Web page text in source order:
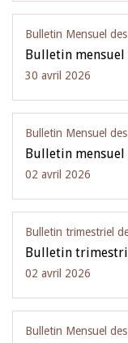
Bulletin Mensuel
Bulletin mensuel
30 avril 2026
Bulletin Mensuel
Bulletin mensuel
02 avril 2026
Bulletin trimestriel
Bulletin
02 avril 2026
Bulletin Mensuel